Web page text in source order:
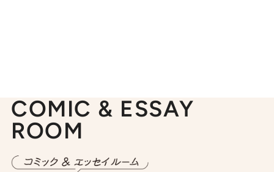
COMIC & ESSAY
ROOM